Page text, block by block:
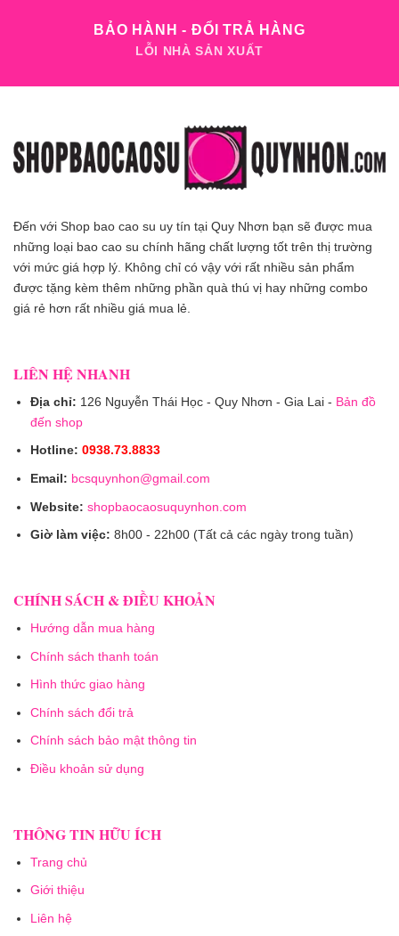
BẢO HÀNH - ĐỔI TRẢ HÀNG
LỖI NHÀ SẢN XUẤT
Đến với Shop bao cao su uy tín tại Quy Nhơn bạn sẽ được mua
những loại bao cao su chính hãng chất lượng tốt trên thị trường
với mức giá hợp lý. Không chỉ có vậy với rất nhiều sản phẩm
được tặng kèm thêm những phần quà thú vị hay những combo
giá rẻ hơn rất nhiều giá mua lẻ.
LIÊN HỆ NHANH
Địa chỉ: 126 Nguyễn Thái Học - Quy Nhơn - Gia Lai - Bản đồ
đến shop
Hotline: 0938.73.8833
Email: bcsquynhon@gmail.com
Website: shopbaocaosuquynhon.com
Giờ làm việc: 8h00 - 22h00 (Tất cả các ngày trong tuần)
CHÍNH SÁCH & ĐIỀU KHOẢN
Hướng dẫn mua hàng
Chính sách thanh toán
Hình thức giao hàng
Chính sách đổi trả
Chính sách bảo mật thông tin
Điều khoản sử dụng
THÔNG TIN HỮU ÍCH
Trang chủ
Giới thiệu
Liên hệ